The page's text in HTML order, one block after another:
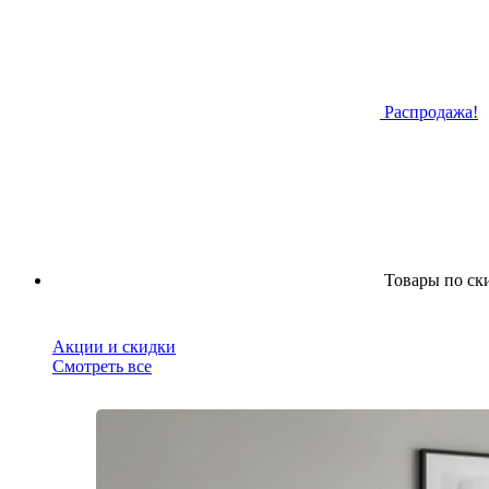
Распродажа!
Товары по
Акции и скидки
Смотреть все